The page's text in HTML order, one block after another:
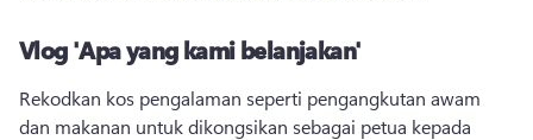
Vlog 'Apa yang kami belanjakan'
Rekodkan kos pengalaman seperti pengangkutan awam
dan makanan untuk dikongsikan sebagai petua kepada